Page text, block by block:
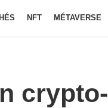
NFT MÉTAVERSE
crypto-